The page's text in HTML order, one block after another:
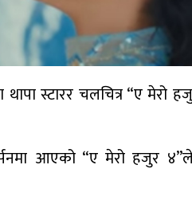
स्टारर चलचित्र “ए मेरो
आएको “ए मेरो हजुर